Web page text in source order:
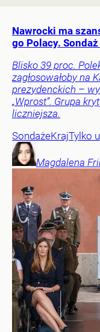
Nawrocki ma
go Polacy.
Blisko 39 proc.
zagłosowałoby na
prezydenckich –
„Wprost”. Grupa
liczniejsza.
SondażeKrajTylko
Magdalena